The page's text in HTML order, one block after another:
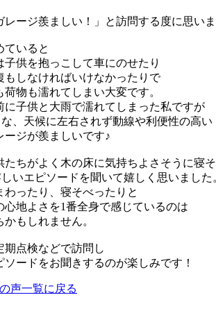
レージ羨ましい！」と訪問する度に思いま
ていると
子供を抱っこして車にのせたり
もしなければいけなかったりで
物も濡れてしまい大変です。
に子供と大雨で濡れてしまった私ですが
、天候に左右されず動線や利便性の高い
ージが羨ましいです♪
たちがよく木の床に気持ちよさそうに寝
いエピソードを聞いて嬉しく思いました
わったり、寝そべったりと
心地よさを1番全身で感じているのは
もしれません。
期点検などで訪問し
ソードをお聞きするのが楽しみです！
声一覧に戻る